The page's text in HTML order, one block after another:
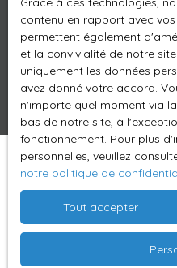
75012 Paris
contenu en rapport avec
permettent également
et la convivialité de notre
uniquement les données
avez donné votre accord.
n'importe quel moment via
bas de notre site, à
fonctionnement. Pour plus
personnelles, veuillez
notre politique de
Tout accepter